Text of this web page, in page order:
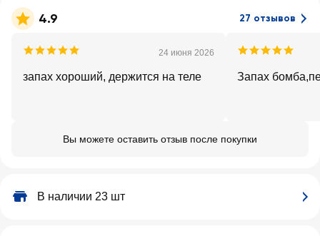
4.9 27 отзывов
24 июня 2026
запах хороший, держится на теле Запах
Вы можете оставить отзыв после покупки
В наличии 23 шт